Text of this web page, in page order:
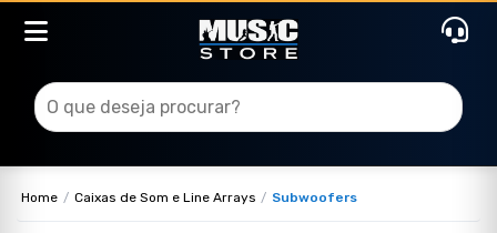
Home Caixas de Som e Line Arrays Subwoofers